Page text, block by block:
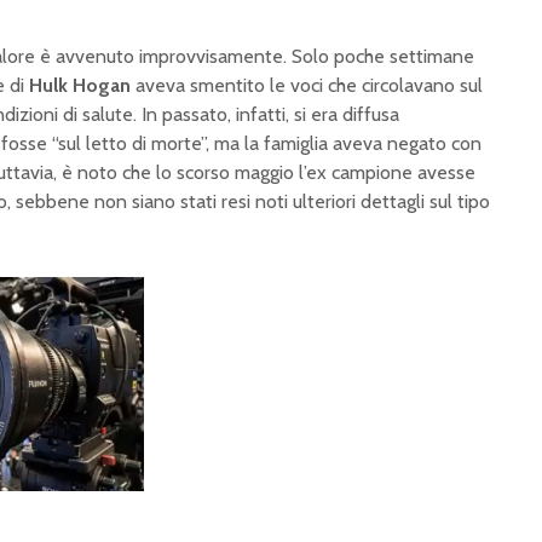
è avvenuto improvvisamente. Solo poche settimane
di Hulk Hogan aveva smentito le voci che circolavano sul
di salute. In passato, infatti, si era diffusa
“sul letto di morte”, ma la famiglia aveva negato con
è noto che lo scorso maggio l’ex campione avesse
sebbene non siano stati resi noti ulteriori dettagli sul tipo